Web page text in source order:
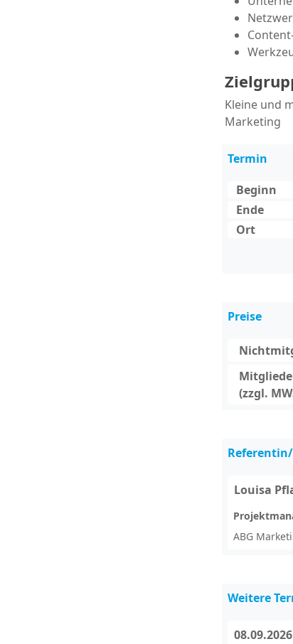
Kleine und
Marketing
Termin
Beginn
Ende
Ort
Preise
(zzgl.
Louisa
ABG
Weitere